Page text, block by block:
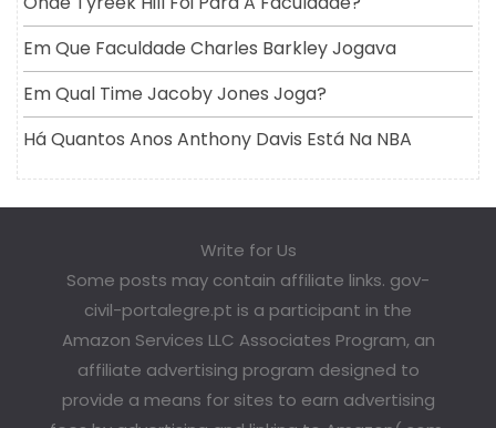
Em Que Faculdade Charles Barkley Jogava
Em Qual Time Jacoby Jones Joga?
Há Quantos Anos Anthony Davis Está Na NBA
Write for Us
Some posts may contain affiliate links. gov-
civil-portalegre.pt is a participant in the
Amazon Services LLC Associates Program, an
affiliate advertising program designed to
provide a means for sites to earn advertising